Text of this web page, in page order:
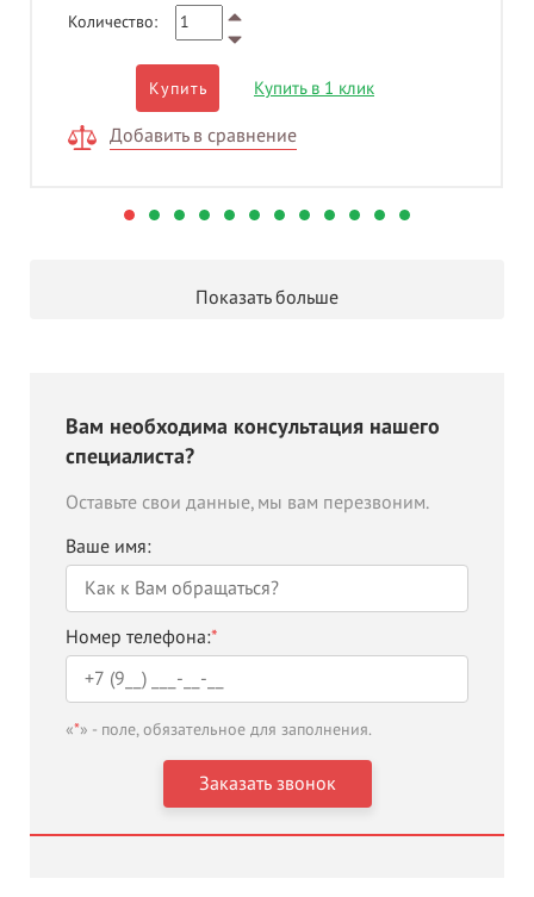
Количество:
Купить Купить в 1 клик
Добавить в сравнение
Показать больше
Вам необходима консультация нашего
специалиста?
Оставьте свои данные, мы вам перезвоним.
Ваше имя:
Номер телефона:*
«*» - поле, обязательное для заполнения.